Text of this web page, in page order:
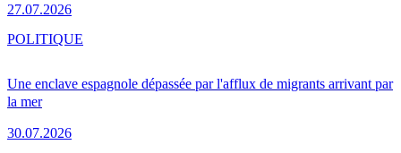
27.07.2026
Une enclave espagnole dépassée par l'afflux de migrants arrivant par
la mer
30.07.2026
POLITIQUE